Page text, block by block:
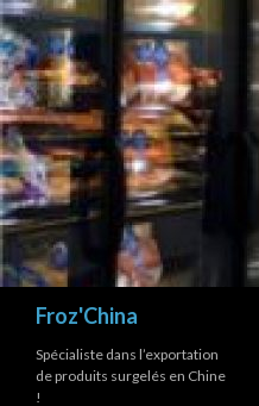
Froz'China
Spécialiste dans l’exportation
de produits surgelés en Chine
!